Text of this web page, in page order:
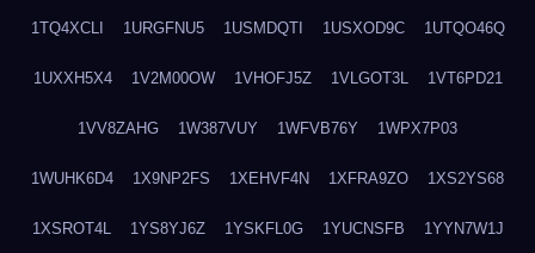
1TQ4XCLI 1URGFNU5 1USMDQTI 1USXOD9C 1UTQO46Q
1UXXH5X4 1V2M00OW 1VHOFJ5Z 1VLGOT3L 1VT6PD21
1VV8ZAHG 1W387VUY 1WFVB76Y 1WPX7P03
1WUHK6D4 1X9NP2FS 1XEHVF4N 1XFRA9ZO 1XS2YS68
1XSROT4L 1YS8YJ6Z 1YSKFL0G 1YUCNSFB 1YYN7W1J